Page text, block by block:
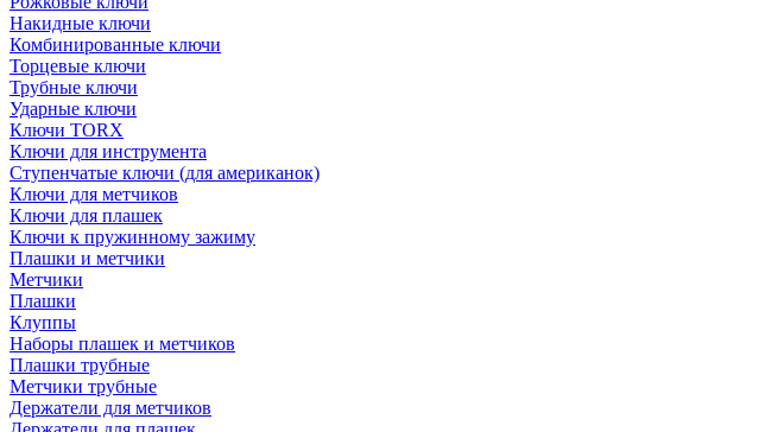
Накидные ключи
Комбинированные ключи
Торцевые ключи
Трубные ключи
Ударные ключи
Ключи TORX
Ключи для инструмента
Ступенчатые ключи (для американок)
Ключи для метчиков
Ключи для плашек
Ключи к пружинному зажиму
Плашки и метчики
Метчики
Плашки
Клуппы
Наборы плашек и метчиков
Плашки трубные
Метчики трубные
Держатели для метчиков